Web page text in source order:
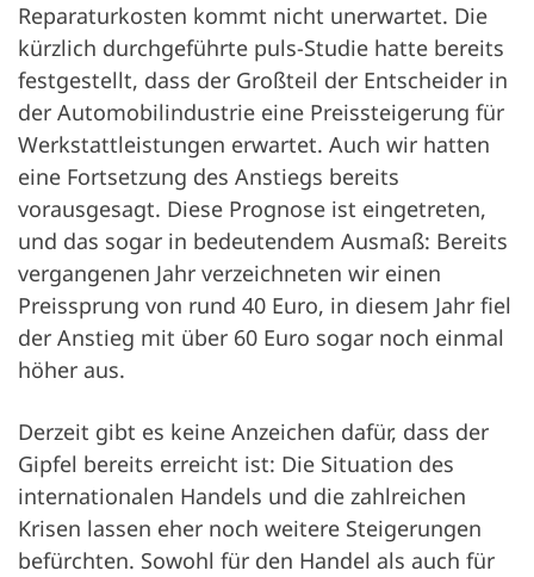
Reparaturkosten kommt nicht unerwartet. Die
kürzlich durchgeführte puls-Studie hatte bereits
festgestellt, dass der Großteil der Entscheider in
der Automobilindustrie eine Preissteigerung für
Werkstattleistungen erwartet. Auch wir hatten
eine Fortsetzung des Anstiegs bereits
vorausgesagt. Diese Prognose ist eingetreten,
und das sogar in bedeutendem Ausmaß: Bereits
vergangenen Jahr verzeichneten wir einen
Preissprung von rund 40 Euro, in diesem Jahr fiel
der Anstieg mit über 60 Euro sogar noch einmal
höher aus.
Derzeit gibt es keine Anzeichen dafür, dass der
Gipfel bereits erreicht ist: Die Situation des
internationalen Handels und die zahlreichen
Krisen lassen eher noch weitere Steigerungen
befürchten. Sowohl für den Handel als auch für